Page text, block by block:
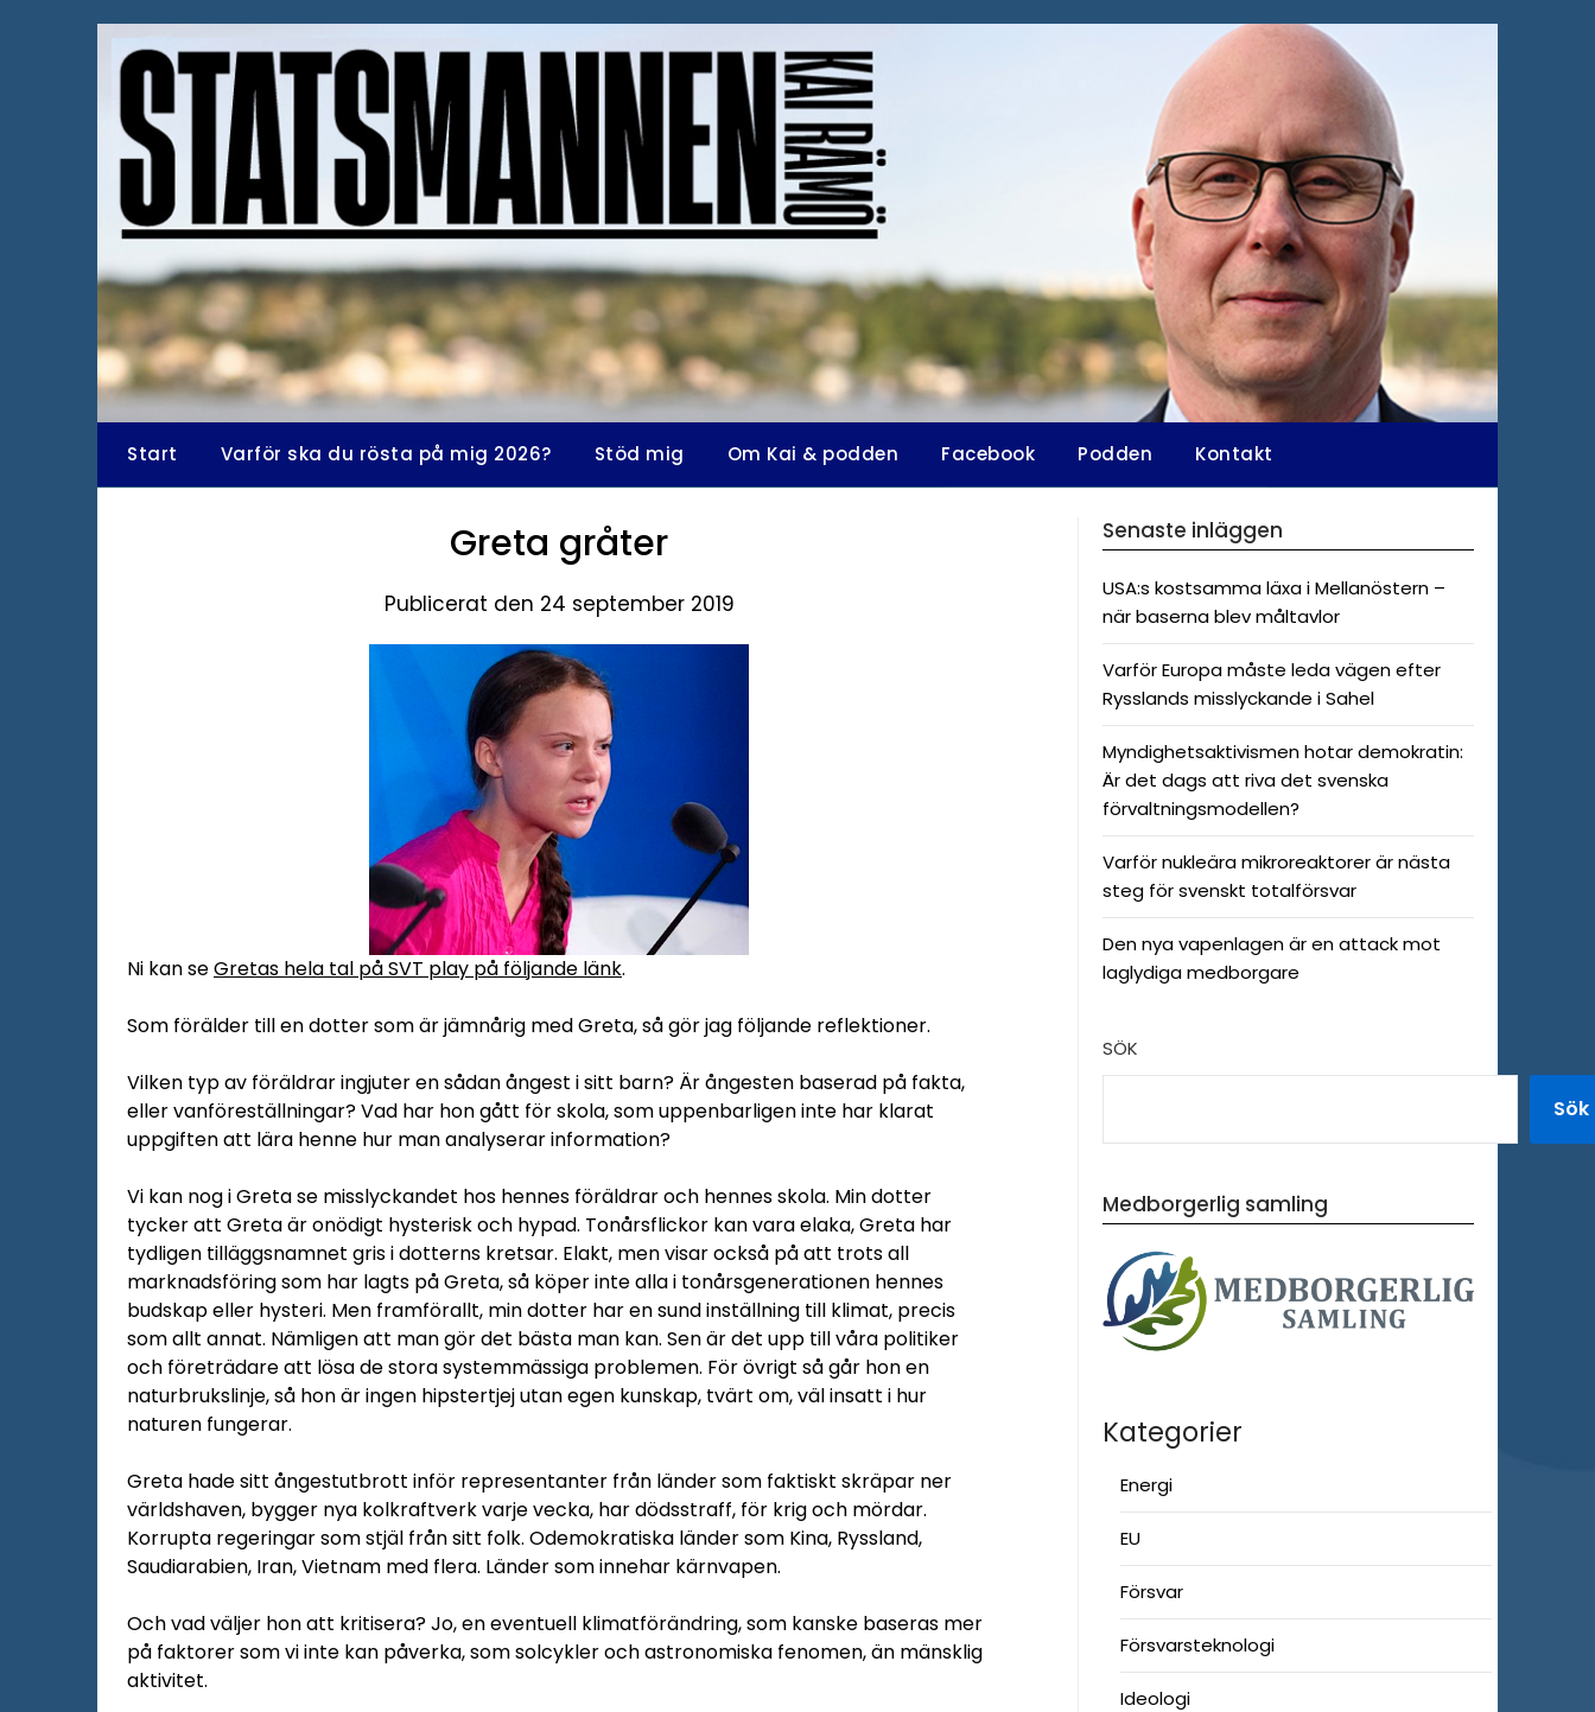
Start Varför ska du rösta på mig 2026? Stöd mig Om Kai & podden Facebook Podden Kontakt
Greta gråter
Publicerat den 24 september 2019
Ni kan seGretas hela tal på SVT play på följande länk.
Som förälder till en dotter som är jämnårig med Greta, så gör jag följande reflektioner.
Vilken typ av föräldrar ingjuter en sådan ångest i sitt barn? Är ångesten baserad på fakta,
eller vanföreställningar? Vad har hon gått för skola, som uppenbarligen inte har klarat
uppgiften att lära henne hur man analyserar information?
Vi kan nog i Greta se misslyckandet hos hennes föräldrar och hennes skola. Min dotter
tycker att Greta är onödigt hysterisk och hypad. Tonårsflickor kan vara elaka, Greta har
tydligen tilläggsnamnet gris i dotterns kretsar. Elakt, men visar också på att trots all
marknadsföring som har lagts på Greta, så köper inte alla i tonårsgenerationen hennes
budskap eller hysteri. Men framförallt, min dotter har en sund inställning till klimat, precis
som allt annat. Nämligen att man gör det bästa man kan. Sen är det upp till våra politiker
och företrädare att lösa de stora systemmässiga problemen. För övrigt så går hon en
naturbrukslinje, så hon är ingen hipstertjej utan egen kunskap, tvärt om, väl insatt i hur
naturen fungerar.
Greta hade sitt ångestutbrott inför representanter från länder som faktiskt skräpar ner
världshaven, bygger nya kolkraftverk varje vecka, har dödsstraff, för krig och mördar.
Korrupta regeringar som stjäl från sitt folk. Odemokratiska länder som Kina, Ryssland,
Saudiarabien, Iran, Vietnam med flera. Länder som innehar kärnvapen.
Och vad väljer hon att kritisera? Jo, en eventuell klimatförändring, som kanske baseras mer
på faktorer som vi inte kan påverka, som solcykler och astronomiska fenomen, än mänsklig
aktivitet.
Senaste inläggen
USA:s kostsamma läxa i Mellanöstern –
när baserna blev måltavlor
Varför Europa måste leda vägen efter
Rysslands misslyckande i Sahel
Myndighetsaktivismen hotar demokratin:
Är det dags att riva det svenska
förvaltningsmodellen?
Varför nukleära mikroreaktorer är nästa
steg för svenskt totalförsvar
Den nya vapenlagen är en attack mot
laglydiga medborgare
SÖK
Sök
Medborgerlig samling
Kategorier
Energi
EU
Försvar
Försvarsteknologi
Ideologi